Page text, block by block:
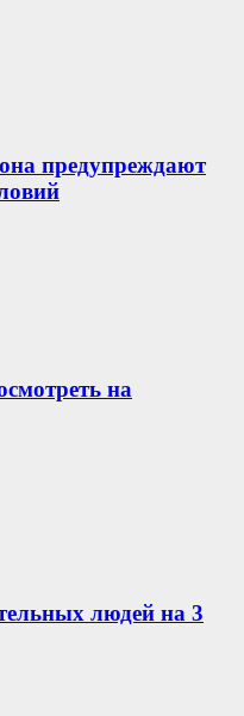
предупреждают
на
людей на 3